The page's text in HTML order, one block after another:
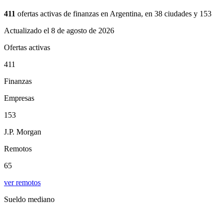
411 ofertas activas de finanzas en Argentina, en 38 ciudades y 153
Actualizado el 8 de agosto de 2026
Ofertas activas
411
Finanzas
Empresas
153
J.P. Morgan
Remotos
65
ver remotos
Sueldo mediano